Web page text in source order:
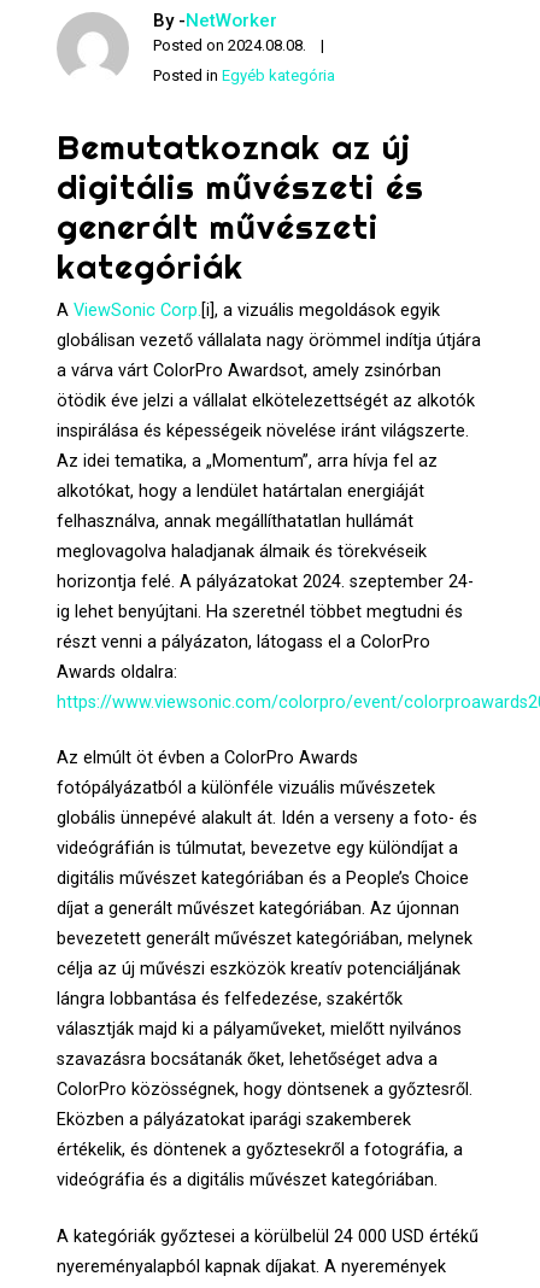
By -NetWorker
Posted on2024.08.08.
Posted inEgyéb kategória
Bemutatkoznak az új
digitális művészeti és
generált művészeti
kategóriák
AViewSonic Corp.[i], a vizuális megoldások egyik
globálisan vezető vállalata nagy örömmel indítja útjára
a várva várt ColorPro Awardsot, amely zsinórban
ötödik éve jelzi a vállalat elkötelezettségét az alkotók
inspirálása és képességeik növelése iránt világszerte.
Az idei tematika, a „Momentum”, arra hívja fel az
alkotókat, hogy a lendület határtalan energiáját
felhasználva, annak megállíthatatlan hullámát
meglovagolva haladjanak álmaik és törekvéseik
horizontja felé. A pályázatokat 2024. szeptember 24-
ig lehet benyújtani. Ha szeretnél többet megtudni és
részt venni a pályázaton, látogass el a ColorPro
Awards oldalra:
https://www.viewsonic.com/colorpro/event/
Az elmúlt öt évben a ColorPro Awards
fotópályázatból a különféle vizuális művészetek
globális ünnepévé alakult át. Idén a verseny a foto- és
videógráfián is túlmutat, bevezetve egy különdíjat a
digitális művészet kategóriában és a People’s Choice
díjat a generált művészet kategóriában. Az újonnan
bevezetett generált művészet kategóriában, melynek
célja az új művészi eszközök kreatív potenciáljának
lángra lobbantása és felfedezése, szakértők
választják majd ki a pályaműveket, mielőtt nyilvános
szavazásra bocsátanák őket, lehetőséget adva a
ColorPro közösségnek, hogy döntsenek a győztesről.
Eközben a pályázatokat iparági szakemberek
értékelik, és döntenek a győztesekről a fotográfia, a
videógráfia és a digitális művészet kategóriában.
A kategóriák győztesei a körülbelül 24 000 USD értékű
nyereményalapból kapnak díjakat. A nyeremények